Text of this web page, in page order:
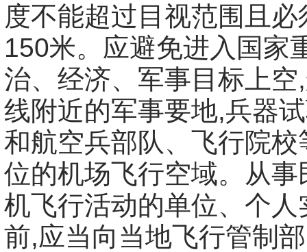
度不能超过目视范围且必
150米。应避免进入国家
治、经济、军事目标上空
线附近的军事要地,兵器
和航空兵部队、飞行院校
位的机场飞行空域。从事
机飞行活动的单位、个人
前,应当向当地飞行管制